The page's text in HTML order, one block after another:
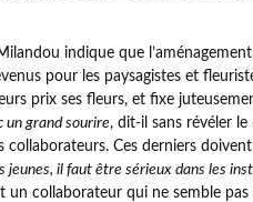
indique que
pour les paysagistes et
prix ses fleurs, et fixe
un grand sourire, dit-il sans révéler le
collaborateurs. Ces derniers
jeunes, il faut être sérieux dans les
un collaborateur qui ne semble pas